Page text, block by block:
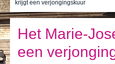
Ik leef
Ik bezoek
Publicaties
krijgt een verjongingskuur
Het Marie-
een